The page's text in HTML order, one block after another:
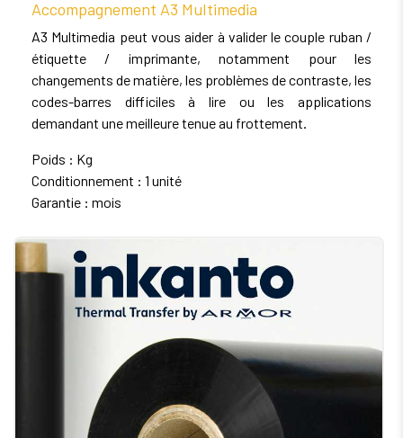
Accompagnement A3 Multimedia
A3 Multimedia peut vous aider à valider le couple ruban /
étiquette / imprimante, notamment pour les
changements de matière, les problèmes de contraste, les
codes-barres difficiles à lire ou les applications
demandant une meilleure tenue au frottement.
Poids : Kg
Conditionnement : 1 unité
Garantie : mois